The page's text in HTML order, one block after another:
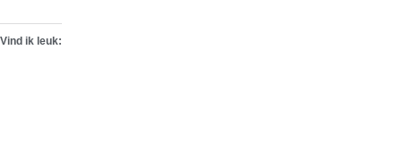
Vind ik leuk: